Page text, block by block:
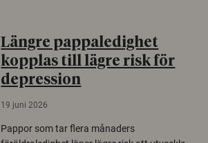
Längre pappaledighet
kopplas till lägre risk för
depression
19 juni 2026
Pappor som tar flera månaders